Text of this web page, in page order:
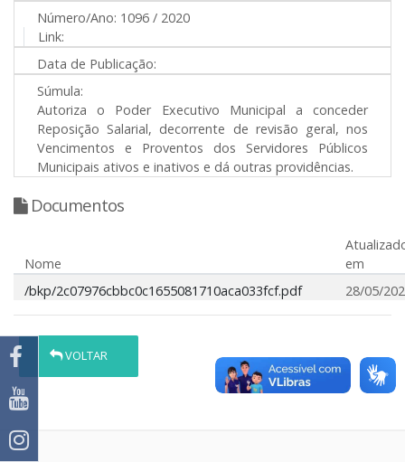
Número/Ano: 1096 / 2020
Link:
Data de Publicação:
Súmula:
Autoriza o Poder Executivo Municipal a conceder
Reposição Salarial, decorrente de revisão geral, nos
Vencimentos e Proventos dos Servidores Públicos
Municipais ativos e inativos e dá outras providências.
Documentos
Nome
em
/bkp/2c07976cbbc0c1655081710aca033fcf.pdf
28/05/
VOLTAR